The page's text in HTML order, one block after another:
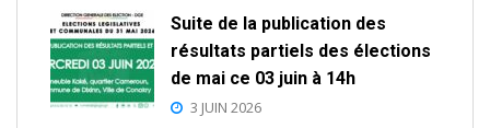
Suite de la publication des
résultats partiels des élections
de mai ce 03 juin à 14h
3 JUIN 2026